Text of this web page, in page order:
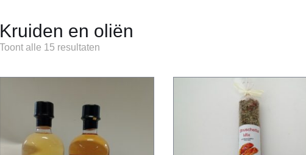
Kruiden en oliën
Toont alle 15 resultaten